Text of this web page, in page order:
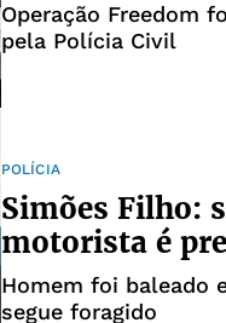
Operação Freedom
pela Polícia Civil
POLÍCIA
Simões Filho:
motorista é
Homem foi baleado
segue foragido